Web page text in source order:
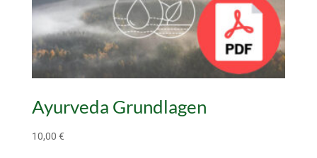
Ayurveda Grundlagen
10,00 €